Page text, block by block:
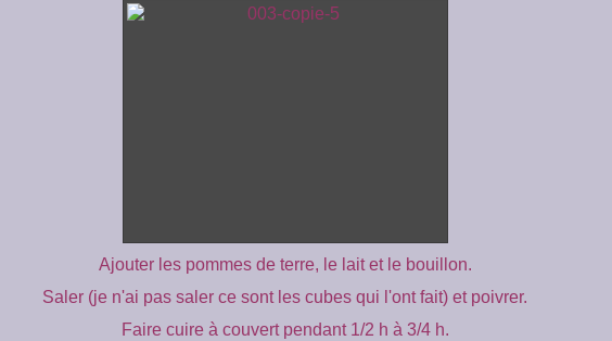
Ajouter les pommes de terre, le lait et le bouillon.
Saler (je n'ai pas saler ce sont les cubes qui l'ont fait) et poivrer.
Faire cuire à couvert pendant 1/2 h à 3/4 h.